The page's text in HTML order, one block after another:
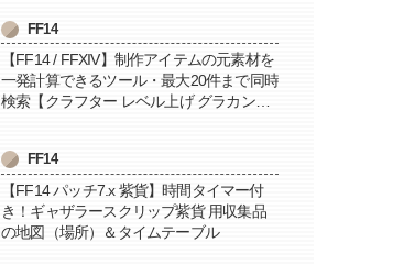
FF14
【FF14 / FFXIV】制作アイテムの元素材を
一発計算できるツール・最大20件まで同時
検索【クラフター レベル上げ グラカン納
FF14
【FF14 パッチ7.x 紫貨】時間タイマー付
き！ギャザラースクリップ紫貨 用収集品
の地図（場所）＆タイムテーブル